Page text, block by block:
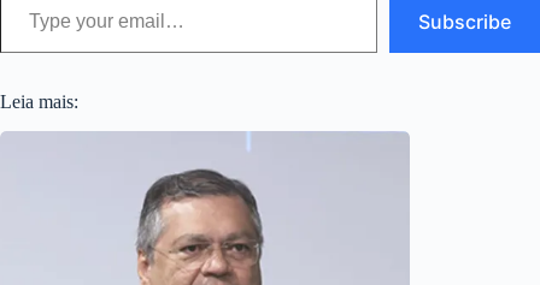
Subscribe
Leia mais: